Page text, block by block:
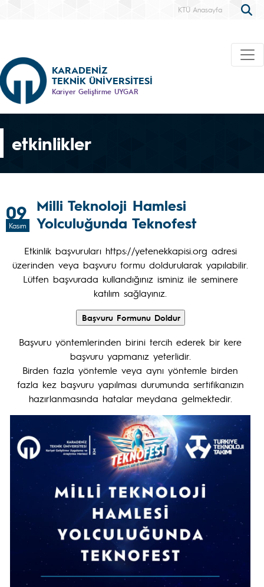
KTÜ Anasayfa
KARADENİZ
TEKNİK ÜNİVERSİTESİ
Kariyer Geliştirme UYGAR
etkinlikler
09
Kasım
Milli Teknoloji Hamlesi
Yolculuğunda Teknofest
Etkinlik başvuruları https://yetenekkapisi.org adresi
üzerinden veya başvuru formu doldurularak yapılabilir.
Lütfen başvurada kullandığınız isminiz ile seminere
katılım sağlayınız.
Başvuru yöntemlerinden birini tercih ederek bir kere
başvuru yapmanız yeterlidir.
Birden fazla yöntemle veya aynı yöntemle birden
fazla kez başvuru yapılması durumunda sertifikanızın
hazırlanmasında hatalar meydana gelmektedir.